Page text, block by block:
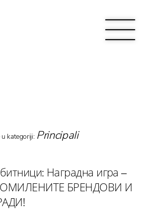
kategoriji: Principali
Наградна игра –
БРЕНДОВИ И